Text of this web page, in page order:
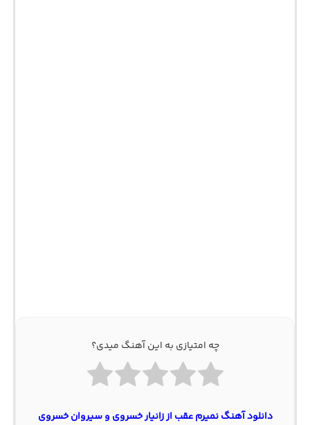
چه امتیازی به این آهنگ میدی؟
دانلود آهنگ نمیرم عقب از زانیار خسروی و سیروان خسروی